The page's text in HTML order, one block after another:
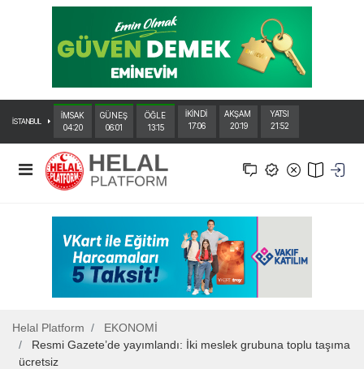
İSTANBUL
İMSAK
04:20
GÜNEŞ
06:01
ÖĞLE
13:15
İKİNDİ
17:06
AKŞAM
20:19
YATSI
21:52
Helal Platform
EKONOMİ
Resmi Gazete’de yayımlandı: İki meslek grubuna toplu taşıma
ücretsiz